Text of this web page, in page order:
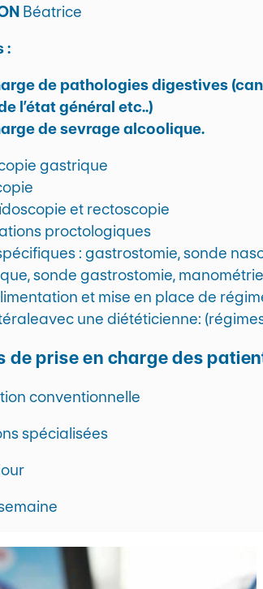
Béatrice
:
de pathologies digestives
l’état général etc..)
de sevrage alcoolique.
gastrique
et rectoscopie
proctologiques
: gastrostomie, sonde
sonde gastrostomie,
et mise en place de
une diététicienne:
de prise en charge des
conventionnelle
spécialisées